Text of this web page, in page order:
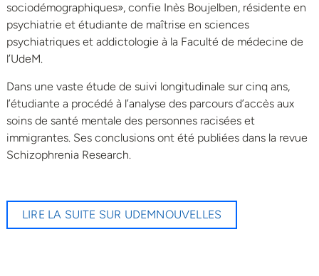
sociodémographiques», confie Inès Boujelben, résidente en
psychiatrie et étudiante de maîtrise en sciences
psychiatriques et addictologie à la Faculté de médecine de
l’UdeM.
Dans une vaste étude de suivi longitudinale sur cinq ans,
l’étudiante a procédé à l’analyse des parcours d’accès aux
soins de santé mentale des personnes racisées et
immigrantes. Ses conclusions ont été publiées dans la revue
Schizophrenia Research.
LIRE LA SUITE SUR UDEMNOUVELLES